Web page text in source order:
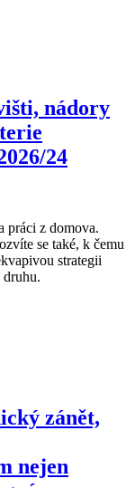
nádory
24
práci z domova.
se také, k čemu
strategii
zánět,
nejen